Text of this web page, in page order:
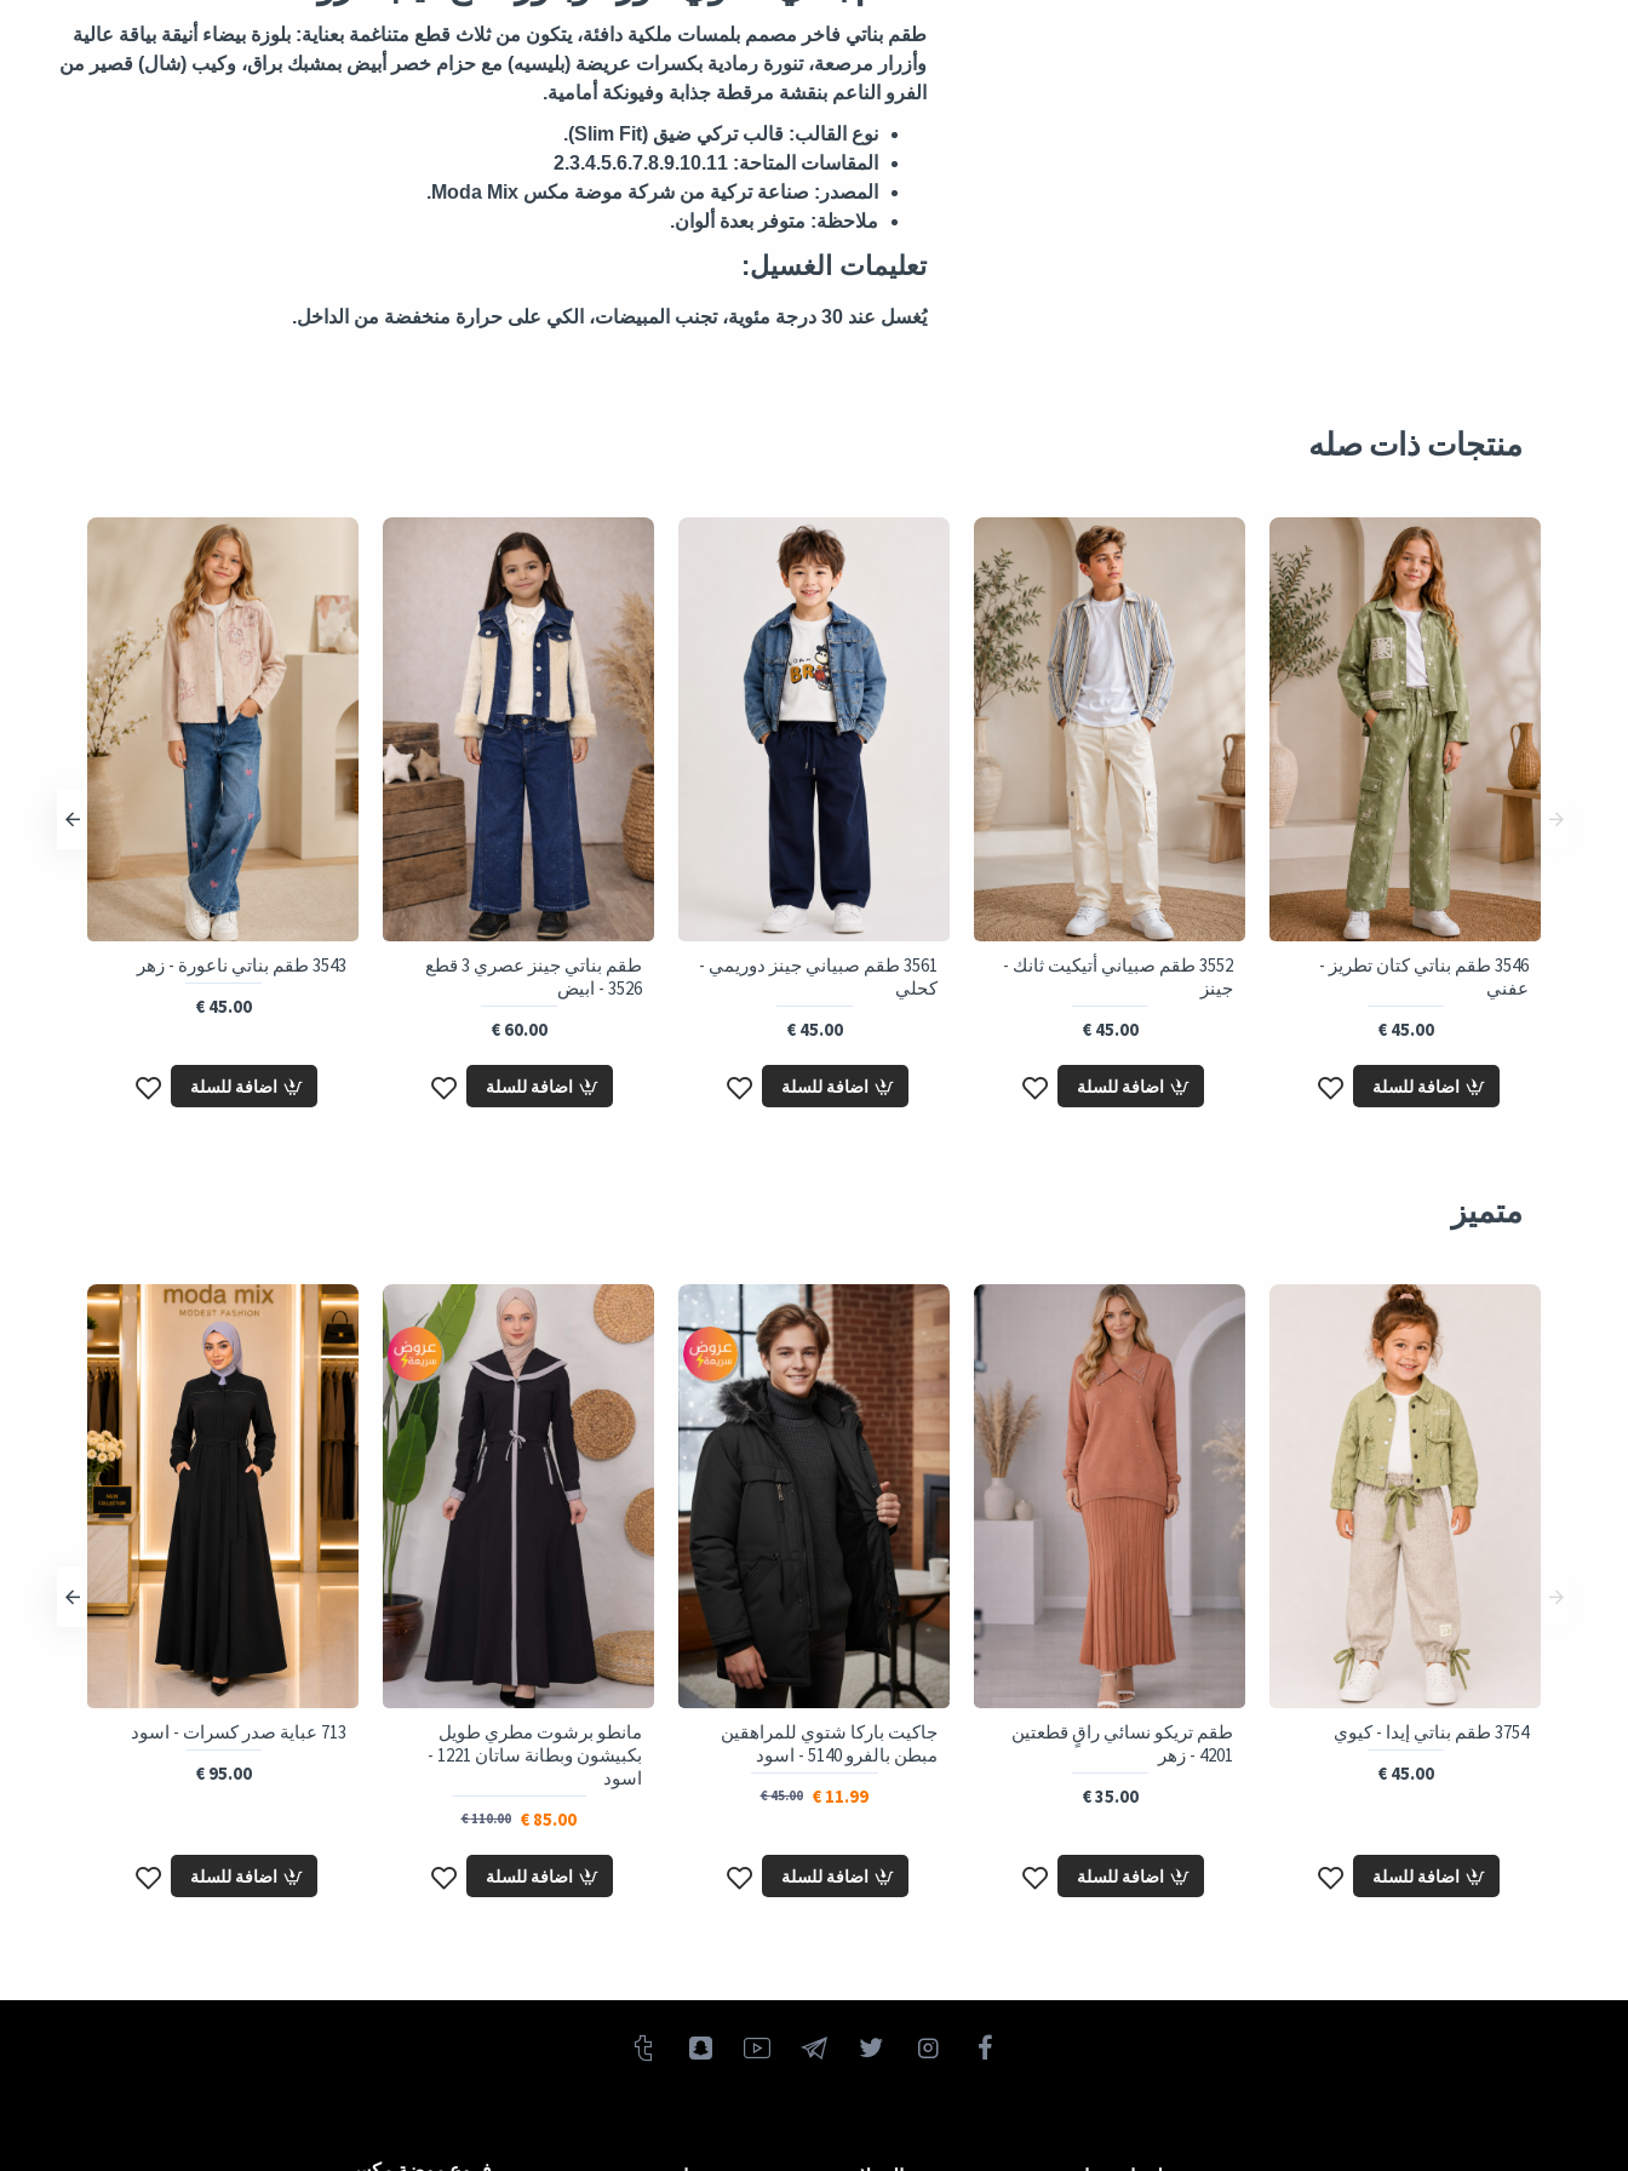
طقم بناتي فاخر مصمم بلمسات ملكية دافئة، يتكون من ثلاث قطع متناغمة بعناية: بلوزة بيضاء أنيقة بياقة عالية
وأزرار مرصعة، تنورة رمادية بكسرات عريضة (بليسيه) مع حزام خصر أبيض بمشبك براق، وكيب (شال) قصير من
الفرو الناعم بنقشة مرقطة جذابة وفيونكة أمامية.
نوع القالب: قالب تركي ضيق (Slim Fit).
المقاسات المتاحة:
المصدر: صناعة تركية من شركة موضة مكس Moda Mix.
ملاحظة: متوفر بعدة ألوان.
تعليمات الغسيل:
يُغسل عند 30 درجة مئوية، تجنب المبيضات، الكي على حرارة منخفضة من الداخل.
منتجات ذات صله
3546 طقم بناتي كتان تطريز -
عفني
45.00 €
اضافة للسلة
3552 طقم صبياني أتيكيت ثانك -
جينز
45.00 €
اضافة للسلة
3561 طقم صبياني جينز دوريمي -
كحلي
45.00 €
اضافة للسلة
طقم بناتي جينز عصري 3 قطع
3526 - ابيض
60.00 €
اضافة للسلة
3543 طقم بناتي ناعورة - زهر
45.00 €
اضافة للسلة
متميز
3754 طقم بناتي إيدا - كيوي
45.00 €
اضافة للسلة
طقم تريكو نسائي راقٍ قطعتين
4201 - زهر
35.00 €
اضافة للسلة
جاكيت باركا شتوي للمراهقين
مبطن بالفرو 5140 - اسود
11.99 €
45.00 €
اضافة للسلة
مانطو برشوت مطري طويل
بكبيشون وبطانة ساتان 1221 -
اسود
85.00 €
110.00 €
اضافة للسلة
713 عباية صدر كسرات - اسود
95.00 €
اضافة للسلة